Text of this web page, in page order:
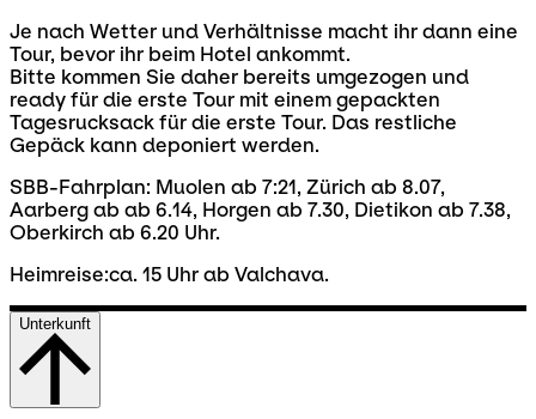
Je nach Wetter und Verhältnisse macht ihr dann eine
Tour, bevor ihr beim Hotel ankommt.
Bitte kommen Sie daher bereits umgezogen und
ready für die erste Tour mit einem gepackten
Tagesrucksack für die erste Tour. Das restliche
Gepäck kann deponiert werden.
SBB-Fahrplan: Muolen ab 7:21, Zürich ab 8.07,
Aarberg ab ab 6.14, Horgen ab 7.30, Dietikon ab 7.38,
Oberkirch ab 6.20 Uhr.
Heimreise:ca. 15 Uhr ab Valchava.
Unterkunft